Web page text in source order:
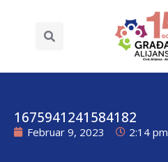
1675941241584182
Februar 9, 2023 2:14 pm